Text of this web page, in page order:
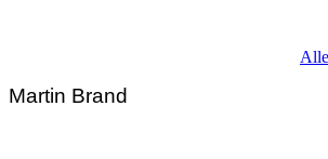
Martin Brand